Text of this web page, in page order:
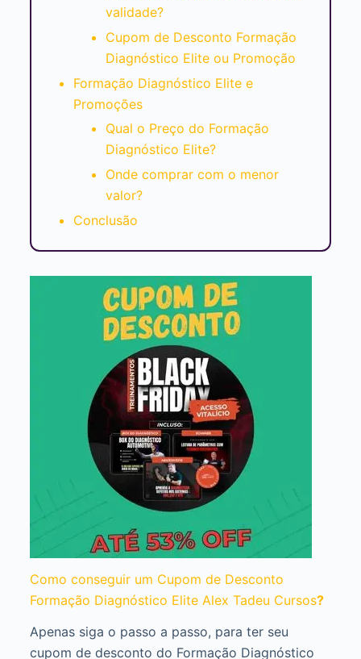
validade?
Cupom de Desconto Formação
Diagnóstico Elite ou Promoção
Formação Diagnóstico Elite e
Promoções
Qual o Preço do Formação
Diagnóstico Elite?
Onde comprar com o menor
valor?
Conclusão
Como conseguir um Cupom de Desconto
Formação Diagnóstico Elite Alex Tadeu Cursos?
Apenas siga o passo a passo, para ter seu
cupom de desconto do Formação Diagnóstico